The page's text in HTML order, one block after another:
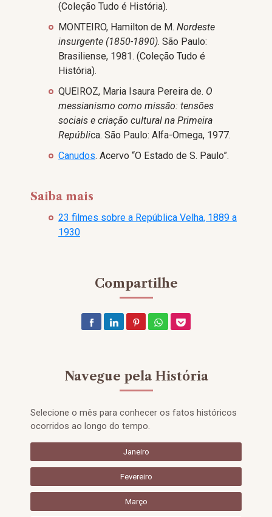
(Coleção Tudo é História).
MONTEIRO, Hamilton de M. Nordeste
insurgente (1850-1890). São Paulo:
Brasiliense, 1981. (Coleção Tudo é
História).
QUEIROZ, Maria Isaura Pereira de. O
messianismo como missão: tensões
sociais e criação cultural na Primeira
República. São Paulo: Alfa-Omega, 1977.
Canudos. Acervo “O Estado de S. Paulo”.
Saiba mais
23 filmes sobre a República Velha, 1889 a
1930
Compartilhe
Navegue pela História
Selecione o mês para conhecer os fatos históricos
ocorridos ao longo do tempo.
Janeiro
Fevereiro
Março